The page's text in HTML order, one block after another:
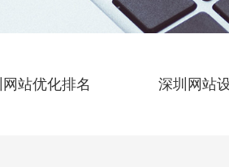
站优化排名 深圳网站